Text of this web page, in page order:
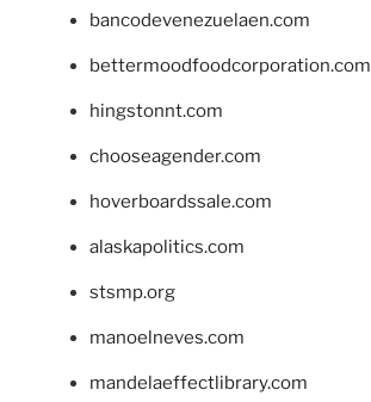
bancodevenezuelaen.com
bettermoodfoodcorporation.com
hingstonnt.com
chooseagender.com
hoverboardssale.com
alaskapolitics.com
stsmp.org
manoelneves.com
mandelaeffectlibrary.com